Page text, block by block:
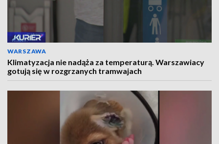
WARSZAWA
Klimatyzacja nie nadąża za temperaturą. Warszawiacy
gotują się w rozgrzanych tramwajach